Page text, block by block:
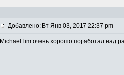
Добавлено: Вт Янв 03, 2017 22:37 pm
MichaelTim очень хорошо поработал над